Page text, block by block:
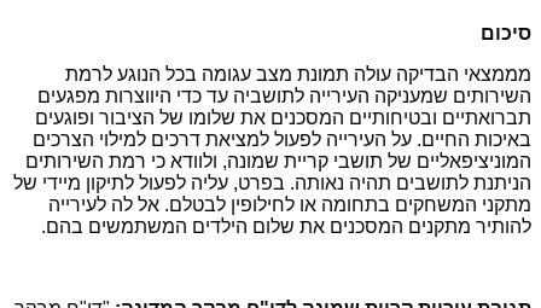
סיכום
מממצאי הבדיקה עולה תמונת מצב עגומה בכל הנוגע לרמת
השירותים שמעניקה העירייה לתושביה עד כדי היווצרות מפגעים
תברואתיים ובטיחותיים המסכנים את שלומו של הציבור ופוגעים
באיכות החיים. על העירייה לפעול למציאת דרכים למילוי הצרכים
המוניציפאליים של תושבי קריית שמונה, ולוודא כי רמת השירותים
הניתנת לתושבים תהיה נאותה. בפרט, עליה לפעול לתיקון מיידי של
מתקני המשחקים בתחומה או לחילופין לבטלם. אל לה לעירייה
להותיר מתקנים המסכנים את שלום הילדים המשתמשים בהם.